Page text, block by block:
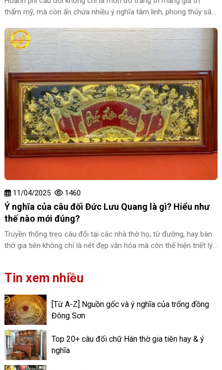
thẩm mỹ, mà còn ẩn chứa nhiều ý nghĩa tâm linh, phong thủy sâu
phần tôn lên vẻ đẹp của không gian thờ cúng, mang lại may mắn
và bình an cho gia chủ. Trong bài viết này, chúng tôi sẽ chia sẻ với
bạn đọc cách treo hoành phi câu đối chuẩn đẹp theo phong thủy,
giúp bạn hiểu rõ hơn về nguyên tắc, cách bài trí và những lưu ý
quan trọng khi thực hiện.
11/04/2025 1460
Ý nghĩa của câu đối Đức Lưu Quang là gì? Hiểu như
thế nào mới đúng?
Truyền thống treo câu đối tại các nhà thờ họ, từ đường, hay bàn
thờ gia tiên không chỉ là nét đẹp văn hóa mà còn thể hiện triết lý
đối phổ biến được sử dụng nhiều nhất, nó như một biểu tượng
lương, thanh cao, trường tồn mãi.
Tin xem nhiều
[Từ A-Z] Nguồn gốc và ý nghĩa của trống đồng
Đông Sơn
Top 20+ câu đối chữ Hán thờ gia tiên hay & ý
nghĩa